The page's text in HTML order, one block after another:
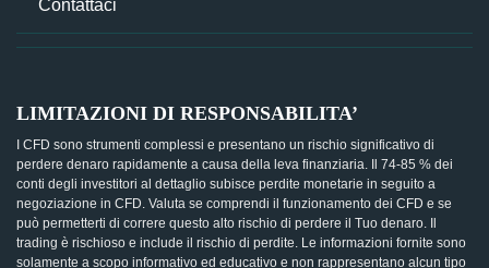
Contattaci
LIMITAZIONI DI RESPONSABILITA’
I CFD sono strumenti complessi e presentano un rischio significativo di
perdere denaro rapidamente a causa della leva finanziaria. Il 74-85 % dei
conti degli investitori al dettaglio subisce perdite monetarie in seguito a
negoziazione in CFD. Valuta se comprendi il funzionamento dei CFD e se
può permetterti di correre questo alto rischio di perdere il Tuo denaro. Il
trading è rischioso e include il rischio di perdite. Le informazioni fornite sono
solamente a scopo informativo ed educativo e non rappresentano alcun tipo